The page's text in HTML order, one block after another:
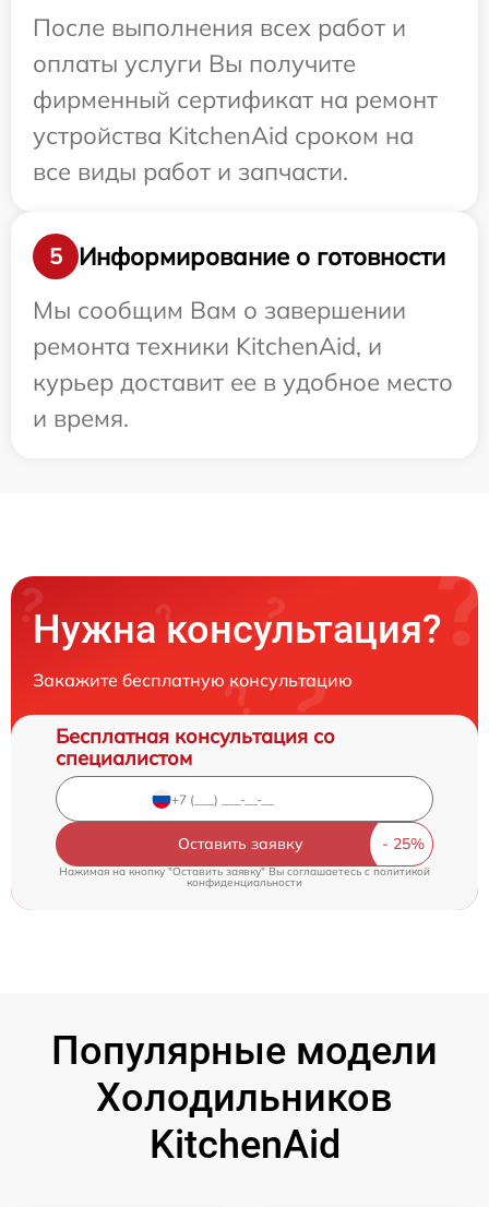
После выполнения всех работ и
оплаты услуги Вы получите
фирменный сертификат на ремонт
устройства KitchenAid сроком на
все виды работ и запчасти.
5
Информирование о готовности
Мы сообщим Вам о завершении
ремонта техники KitchenAid, и
курьер доставит ее в удобное место
и время.
Нужна консультация?
Закажите бесплатную консультацию
Бесплатная консультация со
специалистом
Оставить заявку
Нажимая на кнопку "Оставить заявку" Вы соглашаетесь cполитикой
конфиденциальности
Популярные модели
Холодильников
KitchenAid